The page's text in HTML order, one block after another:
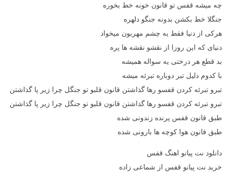
چه میشه قفس تو قانون خونه خط بخوره
جنگلا خط بکشن بدونه جنگو دلهره
هرکی از دنیا فقط یه چشم مهربون میخواد
دنیای که این روزا از نقشو نقشه ها پره
بد قطع هر درختی یه سواله همیشه
با کدوم دلیل تبر دوباره تبرئه میشه
تبرو تبرئه کردن قفسو رها گذاشتن قانون قلبو تو جنگل چرا زیر پا گذاشتن‌
تبرو تبرئه کردن قفسو رها گذاشتن قانون قلبو تو جنگل چرا زیر پا گذاشتن
طبق قانون قفس پرنده زندونی شده
طبق قانون هوا کوچه ها بارونی شده
دانلود نت پیانو اهنگ قفس
خرید نت پیانو قفس از شماعی زاده